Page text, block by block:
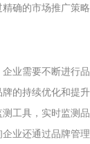
确的市场推广策
业需要不断进行
的持续优化和提升
工具，实时监测
业还通过品牌管